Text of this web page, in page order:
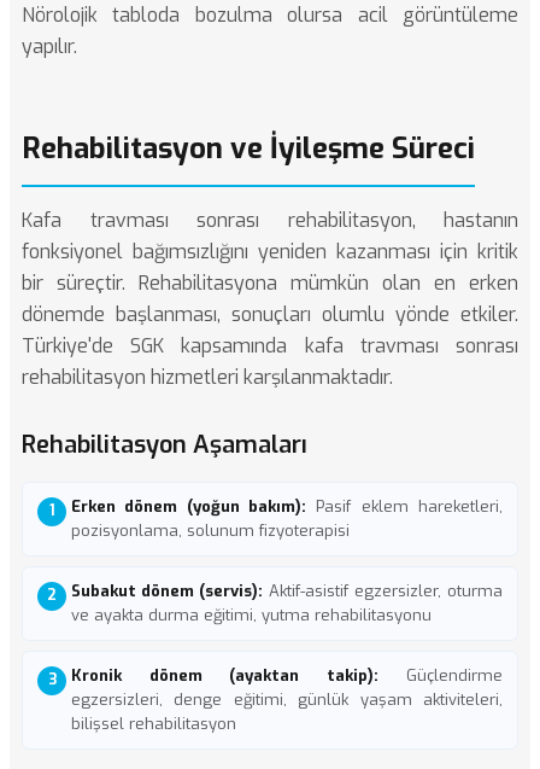
Nörolojik tabloda bozulma olursa acil görüntüleme
yapılır.
Rehabilitasyon ve İyileşme Süreci
Kafa travması sonrası rehabilitasyon, hastanın
fonksiyonel bağımsızlığını yeniden kazanması için kritik
bir süreçtir. Rehabilitasyona mümkün olan en erken
dönemde başlanması, sonuçları olumlu yönde etkiler.
Türkiye'de SGK kapsamında kafa travması sonrası
rehabilitasyon hizmetleri karşılanmaktadır.
Rehabilitasyon Aşamaları
Erken dönem (yoğun bakım): Pasif eklem hareketleri,
pozisyonlama, solunum fizyoterapisi
Subakut dönem (servis): Aktif-asistif egzersizler, oturma
ve ayakta durma eğitimi, yutma rehabilitasyonu
Kronik dönem (ayaktan takip): Güçlendirme
egzersizleri, denge eğitimi, günlük yaşam aktiviteleri,
bilişsel rehabilitasyon